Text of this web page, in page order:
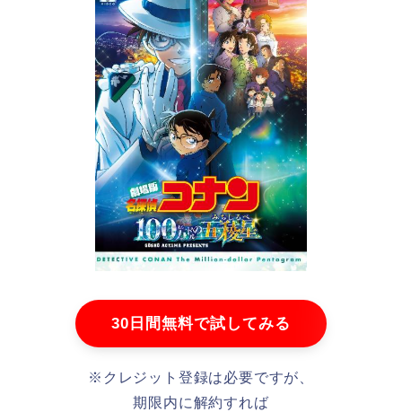
30日間無料で試してみる
※クレジット登録は必要ですが、
期限内に解約すれば